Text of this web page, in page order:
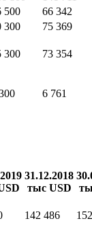
500
66 342
300
75 369
300 73 354
6 761
31.12.2018
тыс USD
142 486